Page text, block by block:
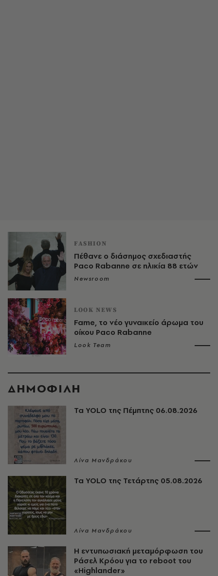
FASHION
Πέθανε ο διάσημος σχεδιαστής
Paco Rabanne σε ηλικία 88 ετών
Newsroom
LOOK NEWS
Fame, το νέο γυναικείο άρωμα του
οίκου Paco Rabanne
Look Team
ΔΗΜΟΦΙΛΗ
Τα YOLO της Πέμπτης 06.08.2026
Λίνα Μανδράκου
Τα YOLO της Τετάρτης 05.08.2026
Λίνα Μανδράκου
Η εντυπωσιακή μεταμόρφωση του
Ράσελ Κρόου για το reboot του
«Highlander»